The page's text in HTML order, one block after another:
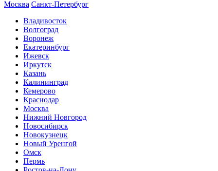
Москва Санкт-Петербург
Владивосток
Волгоград
Воронеж
Екатеринбург
Ижевск
Иркутск
Казань
Калининград
Кемерово
Краснодар
Москва
Нижний Новгород
Новосибирск
Новокузнецк
Новый Уренгой
Омск
Пермь